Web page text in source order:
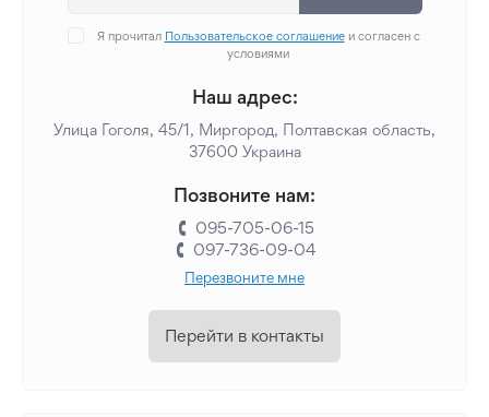
Я прочитал Пользовательское соглашениеи согласен с
условиями
Наш адрес:
Улица Гоголя, 45/1, Миргород, Полтавская область,
37600 Украина
Позвоните нам:
095-705-06-15
097-736-09-04
Перезвоните мне
Перейти в контакты